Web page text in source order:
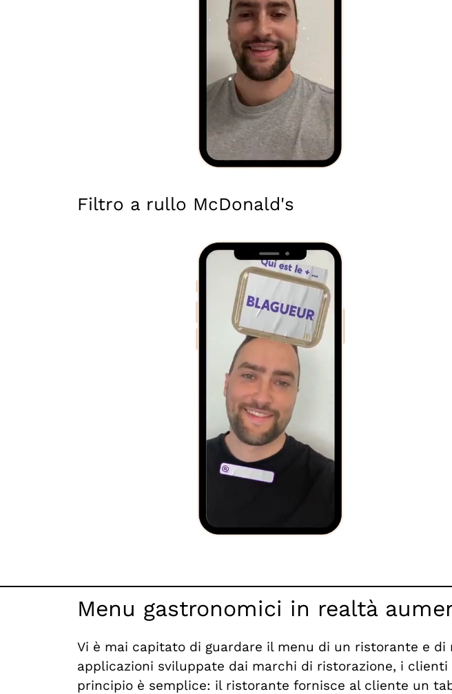
Filtro a rullo McDonald's
Menu gastronomici in realtà
Vi è mai capitato di guardare il menu di un ristorante e
applicazioni sviluppate dai marchi di ristorazione, i
principio è semplice: il ristorante fornisce al cliente un